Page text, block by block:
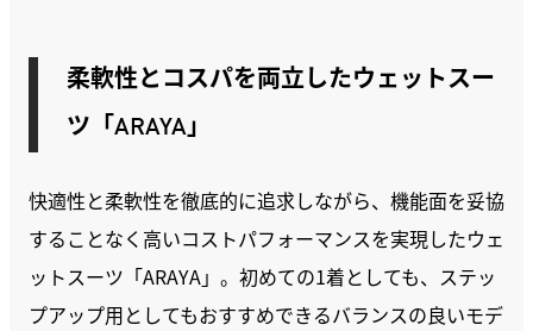
柔軟性とコスパを両立したウェットスー
ツ「ARAYA」
快適性と柔軟性を徹底的に追求しながら、機能面を妥協
することなく高いコストパフォーマンスを実現したウェ
ットスーツ「ARAYA」。初めての1着としても、ステッ
プアップ用としてもおすすめできるバランスの良いモデ